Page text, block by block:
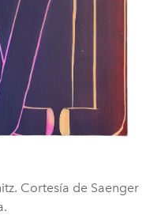
Cortesía de Saenger